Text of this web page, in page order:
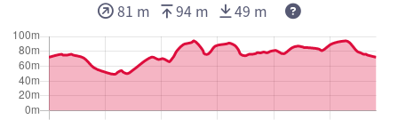
81 m 94 m 49 m Deze